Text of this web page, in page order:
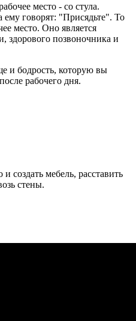
место - со стула.
ему говорят: "Присядьте". То
место. Оно является
здорового позвоночника и
и бодрость, которую вы
рабочего дня.
создать мебель, расставить
стены.